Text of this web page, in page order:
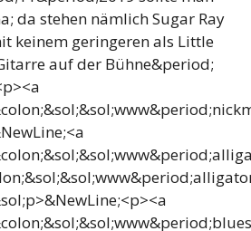
da stehen nämlich Sugar Ray
keinem geringeren als Little
auf der Bühne&period;